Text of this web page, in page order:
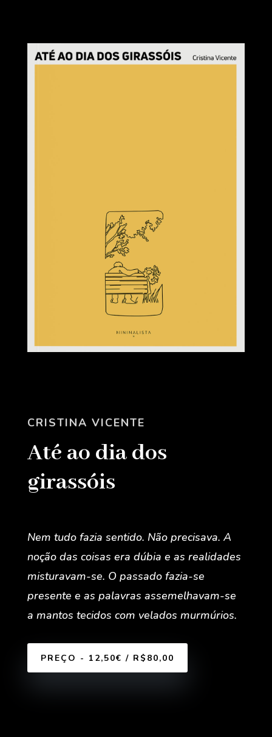
CRISTINA VICENTE
Até ao dia dos
girassóis
Nem tudo fazia sentido. Não precisava. A
noção das coisas era dúbia e as realidades
misturavam-se. O passado fazia-se
presente e as palavras assemelhavam-se
a mantos tecidos com velados murmúrios.
PREÇO - 12,50€ / R$80,00